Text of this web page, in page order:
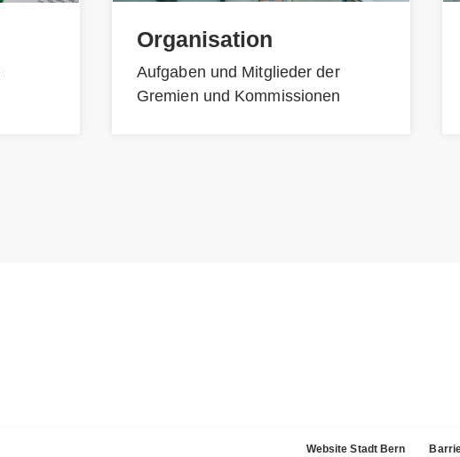
Organisation
Aufgaben und Mitglieder der
Gremien und Kommissionen
Website Stadt Bern